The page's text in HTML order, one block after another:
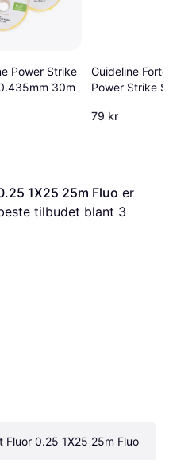
Power Strike
30m
Guideline
Power Strike
79 kr
1X25 25m Fluo
tilbudet blant 3
Fluor 0.25 1X25 25m Fluo